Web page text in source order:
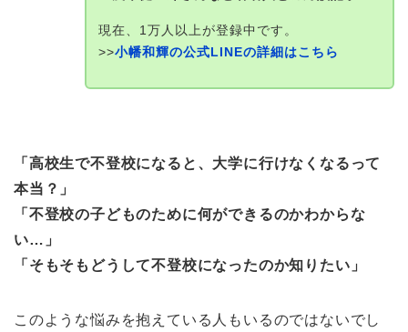
現在、1万人以上が登録中です。
>>小幡和輝の公式LINEの詳細はこちら
「高校生で不登校になると、大学に行けなくなるって
本当？」
「不登校の子どものために何ができるのかわからな
い…」
「そもそもどうして不登校になったのか知りたい」
このような悩みを抱えている人もいるのではないでし